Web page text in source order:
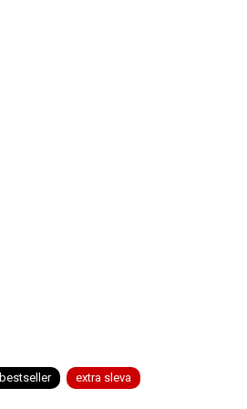
bestseller extra sleva